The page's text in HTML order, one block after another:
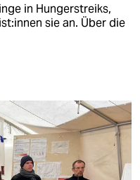
in Hungerstreiks,
sie an. Über die